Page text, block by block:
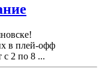
в плей-офф
с 2 по 8 ...